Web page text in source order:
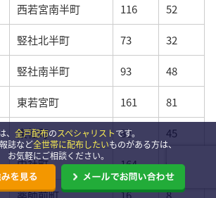
西若宮南半町 116 52
竪社北半町 73 32
竪社南半町 93 48
東若宮町 161 81
東社町 82 45
中社町 164 98
薬師前町 16 8
、 全戸配布のスペシャリストです。
誌など全世帯に配布したいものがある方は、
お気軽にご相談ください。